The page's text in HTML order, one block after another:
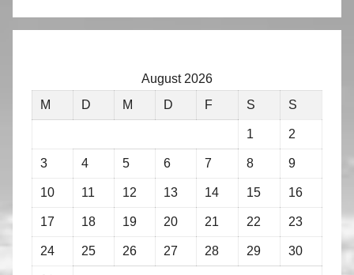
August 2026
M
D M D F S S
1 2
3 4 5 6 7 8 9
10 11 12 13 14 15 16
17 18 19 20 21 22 23
24 25 26 27 28 29 30